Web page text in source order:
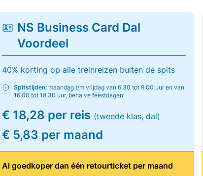
NS Business Card Dal
Voordeel
40% korting op alle treinreizen buiten de spits
Spitstijden: maandag t/m vrijdag van 6.30 tot 9.00 uur en van
16.00 tot 18.30 uur, behalve feestdagen
€ 18,28 per reis (tweede klas, dal)
€ 5,83 per maand
Al goedkoper dan één retourticket per maand